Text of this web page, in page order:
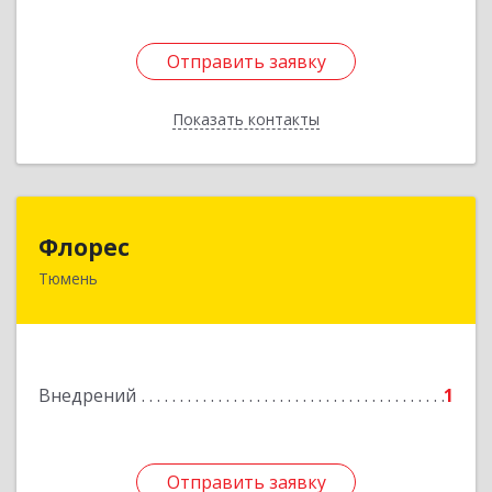
Отправить заявку
Показать контакты
Отправить заявку
Назад
Флорес
Тюмень
Внедрений 1
Отправить заявку
Отправить заявку